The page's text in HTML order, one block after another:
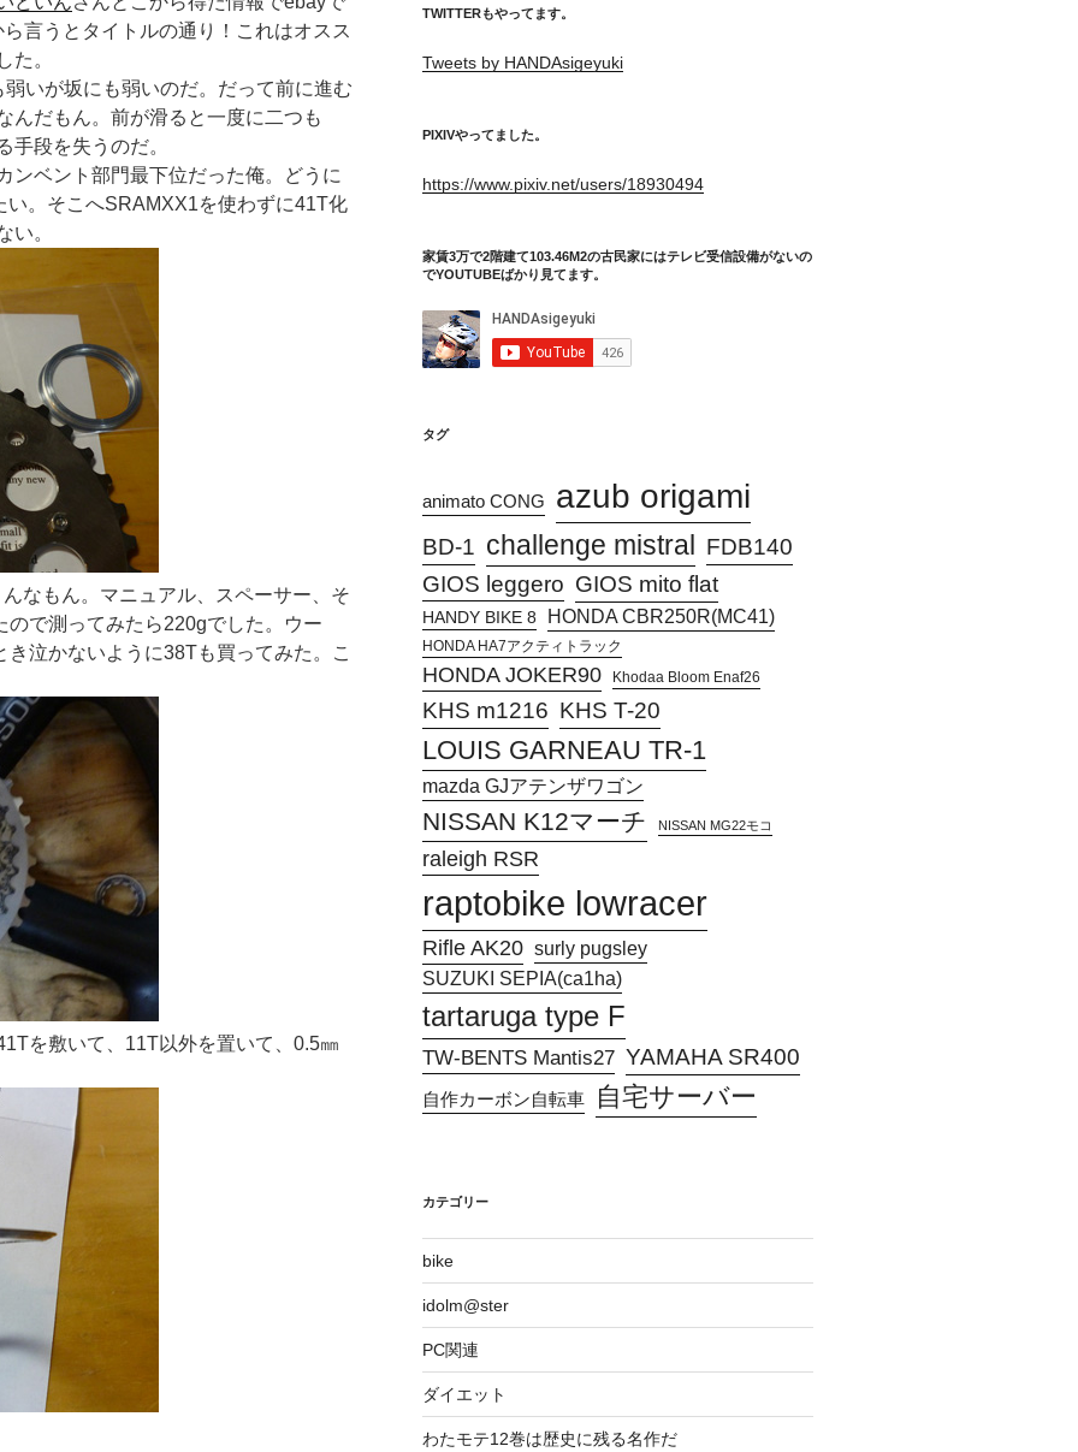
言うとタイトルの通り！これはオスス
た。
いが坂にも弱いのだ。だって前に進む
んだもん。前が滑ると一度に二つも
手段を失うのだ。
ンベント部門最下位だった俺。どうに
。そこへSRAMXX1を使わずに41T化
い。
なもん。マニュアル、スペーサー、そ
で測ってみたら220gでした。ウー
泣かないように38Tも買ってみた。こ
を敷いて、11T以外を置いて、0.5㎜
TWITTERもやってます。
Tweets by HANDAsigeyuki
PIXIVやってました。
https://www.pixiv.net/users/18930494
家賃3万で2階建て103.46M2の古民家にはテレビ受信設備がないの
でYOUTUBEばかり見てます。
タグ
animato CONG azub origami
BD-1 challenge mistral
FDB140
GIOS leggero GIOS mito flat
HANDY BIKE 8 HONDA CBR250R(MC41)
HONDA HA7アクティトラック
HONDA JOKER90 Khodaa Bloom Enaf26
KHS m1216 KHS T-20
LOUIS GARNEAU TR-1
mazda GJアテンザワゴン
NISSAN K12マーチ NISSAN MG22モコ
raleigh RSR
raptobike lowracer
Rifle AK20 surly pugsley
SUZUKI SEPIA(ca1ha)
tartaruga type F
TW-BENTS Mantis27 YAMAHA SR400
自作カーボン自転車 自宅サーバー
カテゴリー
bike
idolm@ster
PC関連
ダイエット
わたモテ12巻は歴史に残る名作だ